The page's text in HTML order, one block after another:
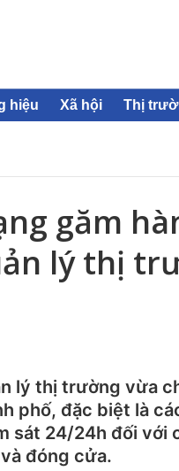
hiệu Xã hội Thị
găm
lý thị
lý thị trường vừa
phố, đặc biệt là
sát 24/24h đối với
đóng cửa.